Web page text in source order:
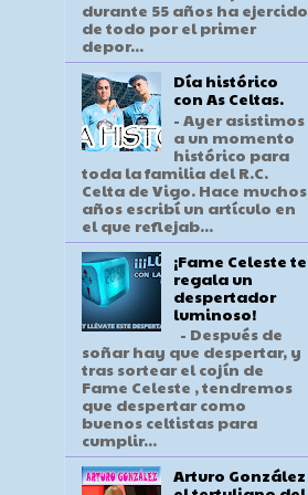
durante 55 años ha ejercido
de todo por el primer
depor...
Día histórico
con As Celtas.
- Ayer asistimos
a un momento
histórico para
toda la familia del R.C.
Celta de Vigo. Hace muchos
años escribí un artículo en
el que reflejab...
¡Fame Celeste te
regala un
despertador
luminoso!
- Después de
soñar hay que despertar, y
tras sortear el cojín de
Fame Celeste , tendremos
que despertar como
buenos celtistas para
cumplir...
Arturo González